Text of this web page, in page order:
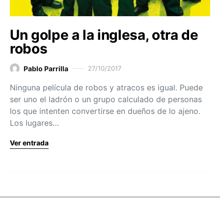
Un golpe a la inglesa, otra de
robos
Pablo Parrilla 27/10/2017
Ninguna película de robos y atracos es igual. Puede
ser uno el ladrón o un grupo calculado de personas
los que intenten convertirse en dueños de lo ajeno.
Los lugares…
Ver entrada